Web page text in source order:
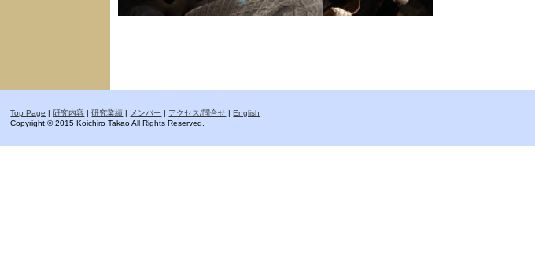
Top Page |研究内容 |研究業績 | メンバー | アクセス/問合せ |English
Copyright © 2015 Koichiro Takao All Rights Reserved.